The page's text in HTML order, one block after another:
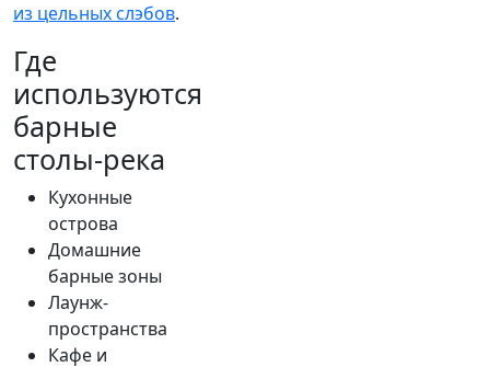
из цельных слэбов.
Где
используются
барные
столы-река
Кухонные
острова
Домашние
барные зоны
Лаунж-
пространства
Кафе и